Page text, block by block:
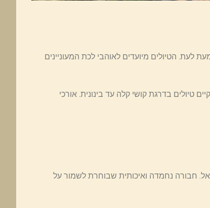
הטיולים מיועדים לאוהבי לכת המעוניינים
טיולים בדרגת קושי קלה עד בינונית. אורכי
חבורה נחמדה ואיכותית שבוחרת לשמור על